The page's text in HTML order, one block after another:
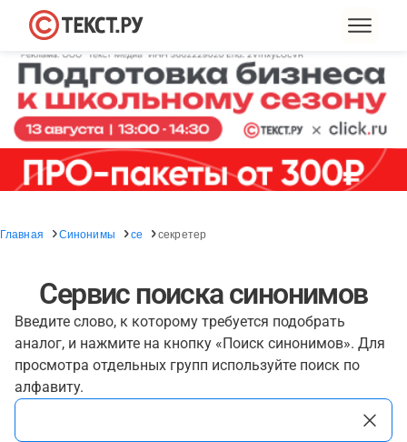
Главная Синонимы се секретер
Сервис поиска синонимов
Введите слово, к которому требуется подобрать
аналог, и нажмите на кнопку «Поиск синонимов». Для
просмотра отдельных групп используйте поиск по
алфавиту.